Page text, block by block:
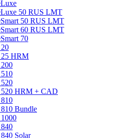
50 RUS LMT
50 RUS LMT
60 RUS LMT
70
25 HRM
520 HRM + CAD
Bundle
Solar